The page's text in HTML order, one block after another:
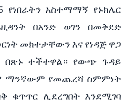
የነበራትን አስተማማኝ የኑክሌር
በአንድ ወገን በመቅደድ
መክተታቸውን እና የነዳጅ ዋጋ
በጽኑ ተችተዋል። የውጭ ጉዳይ
ማንኛውም የመጨረሻ ስምምነት
ቁጥጥር ሊደረግበት እንደሚገባ